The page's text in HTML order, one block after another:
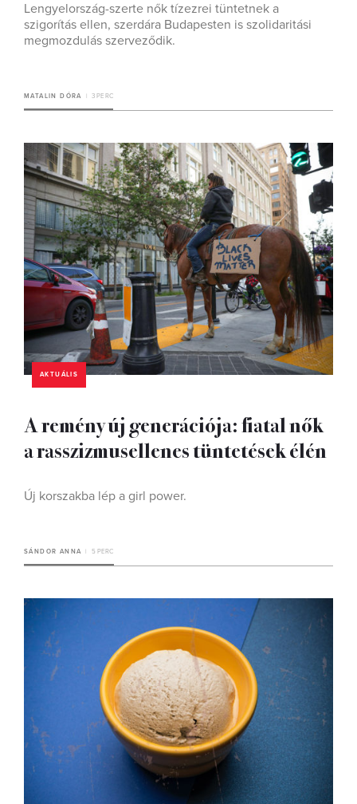
Lengyelország-szerte nők tízezrei tüntetnek a
szigorítás ellen, szerdára Budapesten is szolidaritási
megmozdulás szerveződik.
MATALIN DÓRA 3 PERC
AKTUÁLIS
A remény új generációja: fiatal nők
a rasszizmusellenes tüntetések élén
Új korszakba lép a girl power.
SÁNDOR ANNA 5 PERC